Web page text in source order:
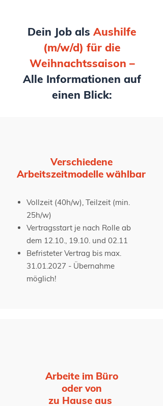
Dein Job als Aushilfe
(m/w/d) für die
Weihnachtssaison –
Alle Informationen auf
einen Blick:
Verschiedene
Arbeitszeitmodelle wählbar
Vollzeit (40h/w), Teilzeit (min.
25h/w)
Vertragsstart je nach Rolle ab
dem 12.10., 19.10. und 02.11
Befristeter Vertrag bis max.
31.01.2027 - Übernahme
möglich!
Arbeite im Büro
oder von
zu Hause aus